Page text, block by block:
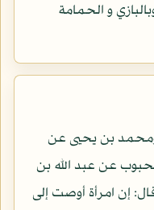
و الحمامة
ومحمد بن يحيى عن
عن عبد الله بن
إن امرأة أوصت إلى